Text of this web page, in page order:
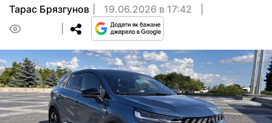
Тарас Брязгунов
19.06.2026 в 17:42